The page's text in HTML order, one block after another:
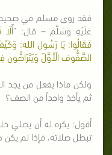
فقد روى مسلم في صحيحه
عَلَيْهِ وَسَلَّمَ – قال: "أَ
فَقَالُوا: يَا رَسُول الله:
الصَّفُّوف الْأَوَّلَ
ولكن ماذا يفعل من
ثم يأخذ واحداً من الصف؟
أقول: يكره له أن يصلي
تبطل صلاته، فإذا لم